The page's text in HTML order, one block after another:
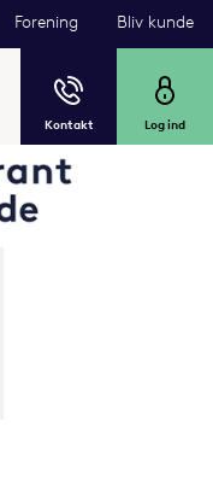
Forening Bliv kunde
Garant Om
Kontakt Log ind